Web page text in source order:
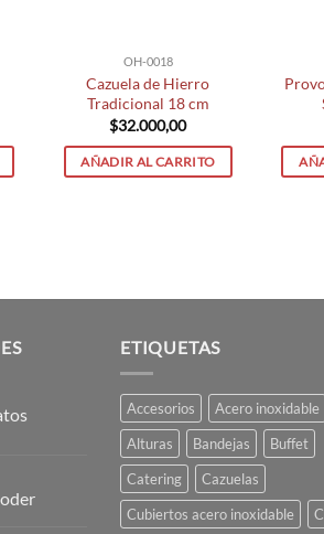
OH-0018
Cazuela de Hierro
Tradicional 18 cm
$32.000,00
AÑADIR AL CARRITO
ETIQUETAS
Accesorios
Acero inoxidable
Alturas
Bandejas
Buffet
Catering
Cazuelas
Cubiertos acero inoxidable